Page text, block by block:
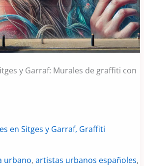
y Garraf: Murales de graffiti con
en Sitges y Garraf, Graffiti
urbano,artistas urbanos españoles,